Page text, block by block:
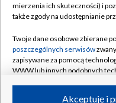
Naziemna Telewizja
Rada Programowa
System NOS
Informacje o nadawcy
mierzenia ich skuteczności) i
także zgody na udostępnianie
Twoje dane osobowe zbierane
poszczególnych serwisów
zapisywane za pomocą
WWW lub innych podobnych
Akceptuję i